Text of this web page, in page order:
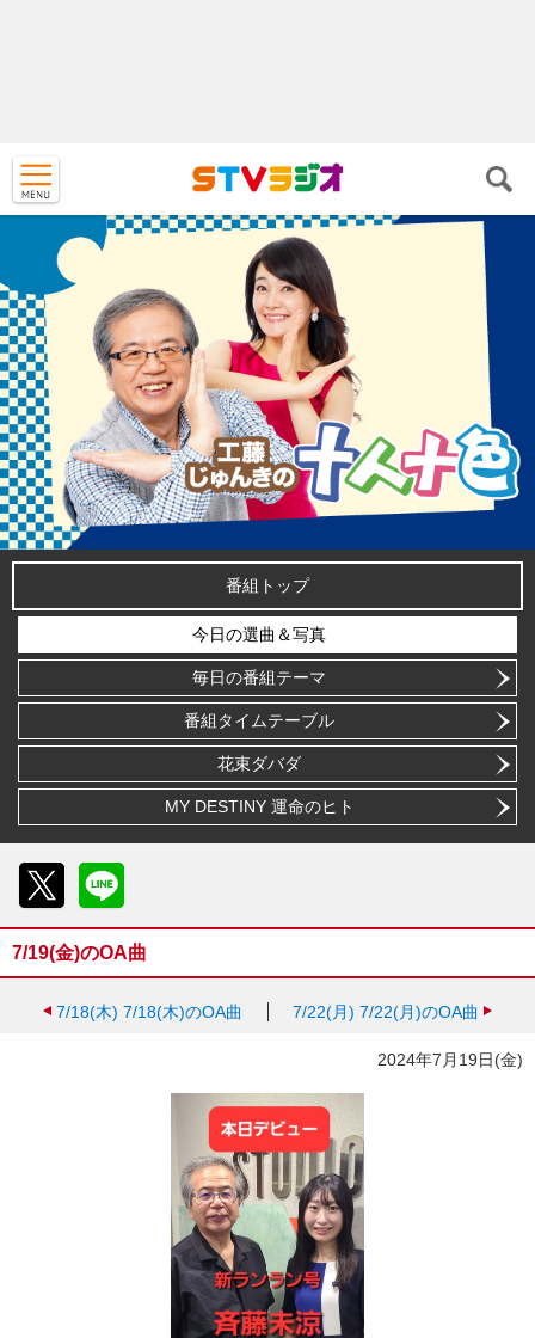
番組トップ
今日の選曲＆写真
毎日の番組テーマ
番組タイムテーブル
花束ダバダ
MY DESTINY 運命のヒト
7/19(金)のOA曲
7/18(木) 7/18(木)のOA曲 7/22(月) 7/22(月)のOA曲
2024年7月19日(金)